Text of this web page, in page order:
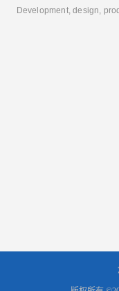
Development, design,